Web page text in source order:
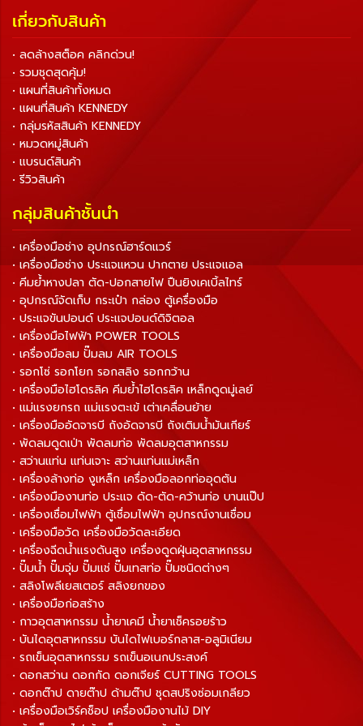
เกี่ยวกับสินค้า
• ลดล้างสต็อค คลิกด่วน!
• รวมชุดสุดคุ้ม!
• แผนที่สินค้าทั้งหมด
• แผนที่สินค้า KENNEDY
• กลุ่มรหัสสินค้า KENNEDY
• หมวดหมู่สินค้า
• แบรนด์สินค้า
• รีวิวสินค้า
กลุ่มสินค้าชั้นนำ
• เครื่องมือช่าง อุปกรณ์ฮาร์ดแวร์
• เครื่องมือช่าง ประแจแหวน ปากตาย ประแจแอล
• คีมย้ำหางปลา ตัด-ปอกสายไฟ ปืนยิงเคเบิ้ลไทร์
• อุปกรณ์จัดเก็บ กระเป๋า กล่อง ตู้เครื่องมือ
• ประแจขันปอนด์ ประแจปอนด์ดิจิตอล
• เครื่องมือไฟฟ้า POWER TOOLS
• เครื่องมือลม ปั๊มลม AIR TOOLS
• รอกโซ่ รอกโยก รอกสลิง รอกกว้าน
• เครื่องมือไฮโดรลิค คีมย้ำไฮโดรลิค เหล็กดูดมู่เลย์
• แม่แรงยกรถ แม่แรงตะเข้ เต่าเคลื่อนย้าย
• เครื่องมืออัดจารบี ถังอัดจารบี ถังเติมน้ำมันเกียร์
• พัดลมดูดเป่า พัดลมท่อ พัดลมอุตสาหกรรม
• สว่านแท่น แท่นเจาะ สว่านแท่นแม่เหล็ก
• เครื่องล้างท่อ งูเหล็ก เครื่องมือลอกท่ออุดตัน
• เครื่องมืองานท่อ ประแจ ดัด-ตัด-คว้านท่อ บานแป๊ป
• เครื่องเชื่อมไฟฟ้า ตู้เชื่อมไฟฟ้า อุปกรณ์งานเชื่อม
• เครื่องมือวัด เครื่องมือวัดละเอียด
• เครื่องฉีดน้ำแรงดันสูง เครื่องดูดฝุ่นอุตสาหกรรม
• ปั๊มน้ำ ปั๊มจุ่ม ปั๊มแช่ ปั๊มเทสท่อ ปั๊มชนิดต่างๆ
• สลิงโพลีเยสเตอร์ สลิงยกของ
• เครื่องมือก่อสร้าง
• กาวอุตสาหกรรม น้ำยาเคมี น้ำยาเช็ครอยร้าว
• บันไดอุตสาหกรรม บันไดไฟเบอร์กลาส-อลูมิเนียม
• รถเข็นอุตสาหกรรม รถเข็นอเนกประสงค์
• ดอกสว่าน ดอกกัด ดอกเจียร์ CUTTING TOOLS
• ดอกต๊าป ดายต๊าป ด้ามต๊าป ชุดสปริงซ่อมเกลียว
• เครื่องมือเวิร์คช็อป เครื่องมืองานไม้ DIY